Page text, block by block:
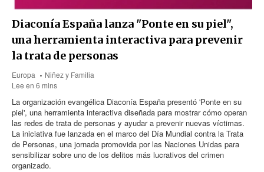
Diaconía España lanza "Ponte en su piel",
una herramienta interactiva para prevenir
la trata de personas
Europa
Niñez y Familia
Lee en 6 mins
La organización evangélica Diaconía España presentó 'Ponte en su
piel', una herramienta interactiva diseñada para mostrar cómo operan
las redes de trata de personas y ayudar a prevenir nuevas víctimas.
La iniciativa fue lanzada en el marco del Día Mundial contra la Trata
de Personas, una jornada promovida por las Naciones Unidas para
sensibilizar sobre uno de los delitos más lucrativos del crimen
organizado.